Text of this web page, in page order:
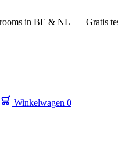
in BE & NL Gratis
Winkelwagen 0